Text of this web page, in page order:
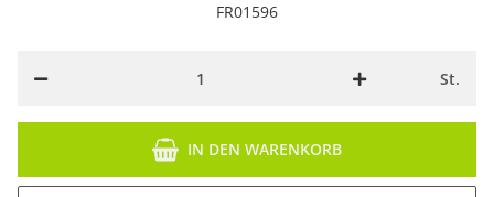
FR01596
St.
IN DEN WARENKORB